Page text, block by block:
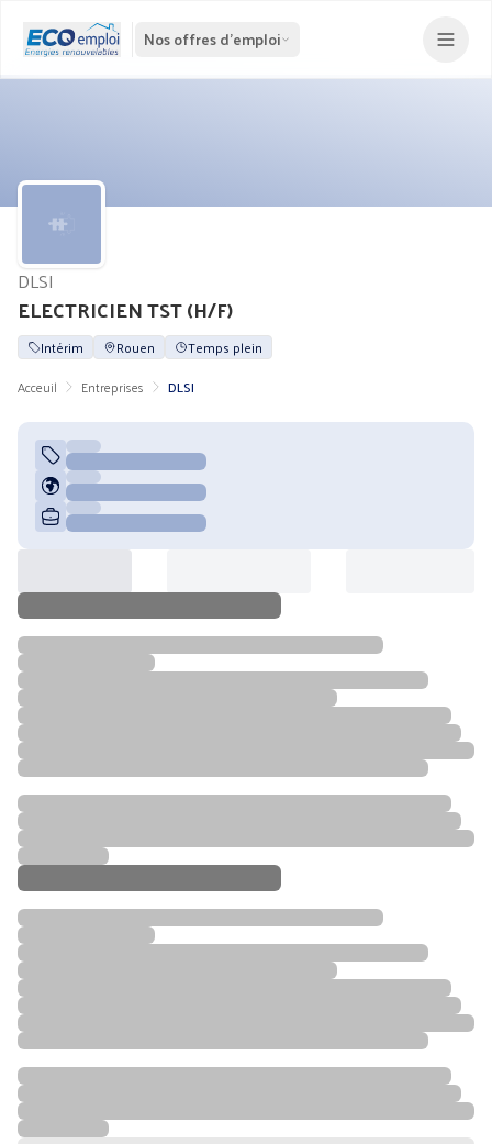
Nos offres d'emploi
ELECTRICIEN TST (H/F)
DLSI
Intérim Rouen
Temps plein
Acceuil
Entreprises DLSI